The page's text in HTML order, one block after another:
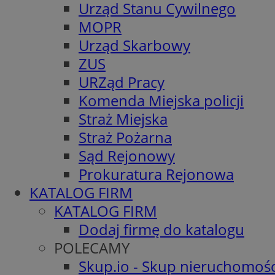
Urząd Stanu Cywilnego
MOPR
Urząd Skarbowy
ZUS
URZąd Pracy
Komenda Miejska policji
Straż Miejska
Straż Pożarna
Sąd Rejonowy
Prokuratura Rejonowa
KATALOG FIRM
KATALOG FIRM
Dodaj firmę do katalogu
POLECAMY
Skup.io - Skup